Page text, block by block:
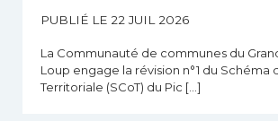
PUBLIÉ LE 22 JUIL 2026
La Communauté de communes du
Loup engage la révision n°1 du Schéma
Territoriale (SCoT) du Pic […]